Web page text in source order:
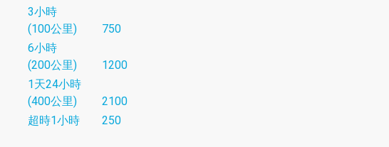
3小時
(100公里)
750
6小時
(200公里)
1200
1天24小時
(400公里)
2100
超時1小時
250